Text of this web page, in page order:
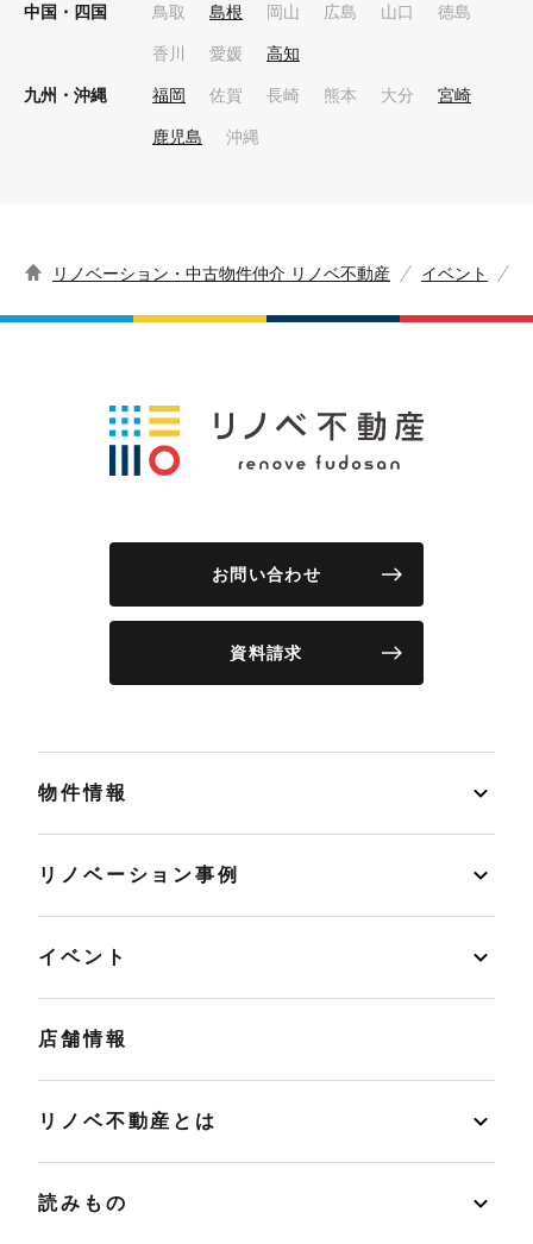
中国・四国 鳥取 島根 岡山 広島 山口 徳島
香川 愛媛 高知
九州・沖縄 福岡 佐賀 長崎 熊本 大分 宮崎
鹿児島 沖縄
リノベーション・中古物件仲介 リノベ不動産 イベント
お問い合わせ
資料請求
物件情報
リノベーション事例
イベント
店舗情報
リノベ不動産とは
読みもの